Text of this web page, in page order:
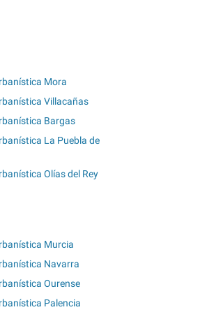
Mora
Villacañas
Bargas
La Puebla de
Olías del Rey
Murcia
Navarra
Ourense
Palencia